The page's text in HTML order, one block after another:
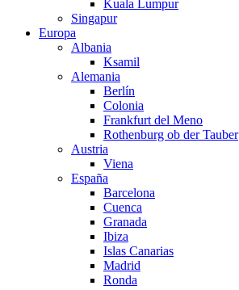
Kuala Lumpur
Singapur
Europa
Albania
Ksamil
Alemania
Berlín
Colonia
Frankfurt del Meno
Rothenburg ob der Tauber
Austria
Viena
España
Barcelona
Cuenca
Granada
Ibiza
Islas Canarias
Madrid
Ronda